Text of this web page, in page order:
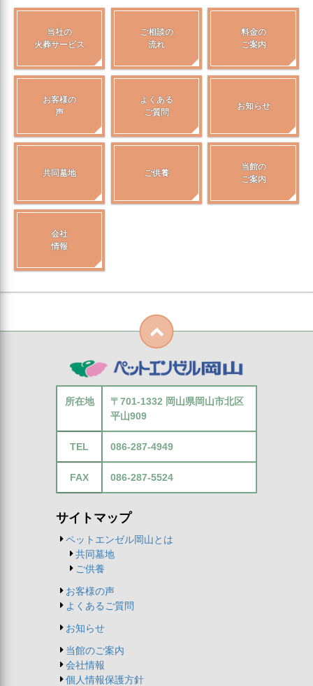
当社の
火葬サービス
ご相談の
流れ
料金の
ご案内
お客様の
声
よくある
ご質問
お知らせ
共同墓地 ご供養
当館の
ご案内
会社
情報
所在地
〒701-1332 岡山県岡山市北区
平山909
TEL 086-287-4949
FAX 086-287-5524
サイトマップ
ペットエンゼル岡山とは
共同墓地
ご供養
お客様の声
よくあるご質問
お知らせ
当館のご案内
会社情報
個人情報保護方針